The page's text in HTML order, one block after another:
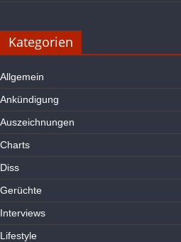
Kategorien
Allgemein
Ankündigung
Auszeichnungen
Charts
Diss
Gerüchte
Interviews
Lifestyle